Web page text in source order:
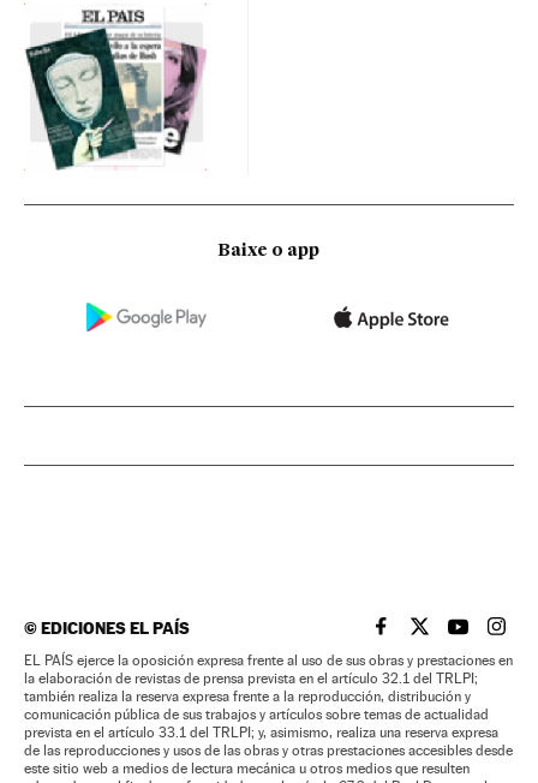
Baixe o app
©EDICIONES EL PAÍS EL PAÍS BRASIL EN
EL PAÍSEL PAÍS
EL
EL PAÍS ejerce la oposición expresa frente al uso de sus obras y prestaciones en
la elaboración de revistas de prensa prevista en el artículo 32.1 del TRLPI;
también realiza la reserva expresa frente a la reproducción, distribución y
comunicación pública de sus trabajos y artículos sobre temas de actualidad
prevista en el artículo 33.1 del TRLPI; y, asimismo, realiza una reserva expresa
de las reproducciones y usos de las obras y otras prestaciones accesibles desde
este sitio web a medios de lectura mecánica u otros medios que resulten